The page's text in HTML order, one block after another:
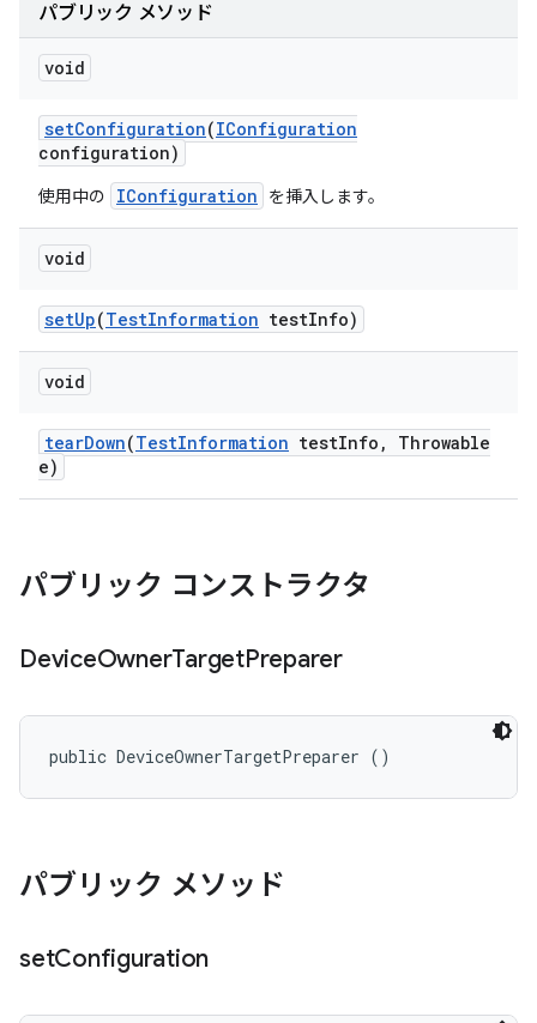
パブリック メソッド
void
setConfiguration(IConfiguration
configuration)
使用中の IConfiguration を挿入します。
void
setUp(TestInformation testInfo)
void
tearDown(TestInformation testInfo ,
Throwable
e)
パブリック コンストラクタ
DeviceOwnerTargetPreparer
public DeviceOwnerTargetPreparer ()
パブリック メソッド
setConfiguration